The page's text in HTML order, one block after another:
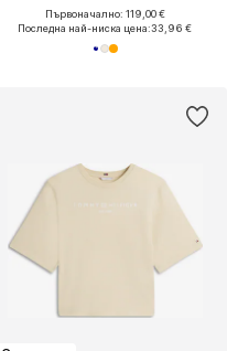
Първоначално: 119,00 €
Последна най-ниска цена:33,96 €